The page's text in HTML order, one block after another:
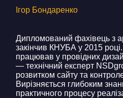
Ігор Бондаренко
Дипломований фахівець з
закінчив КНУБА у 2015
працював у провідних
— технічний експерт
розвитком сайту та
Вирізняється глибоким
практичного процесу